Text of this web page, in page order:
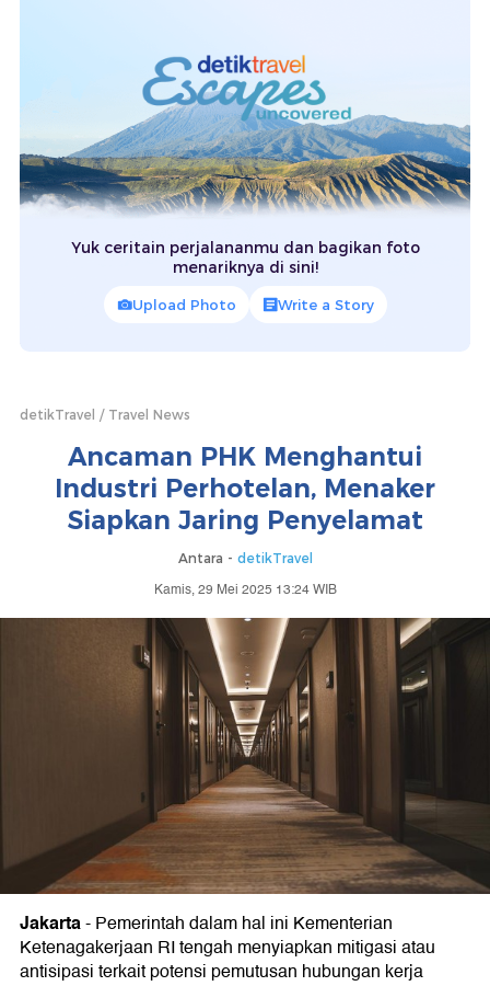
Yuk ceritain perjalananmu dan bagikan foto
menariknya di sini!
Upload Photo Write a Story
detikTravel Travel News
Ancaman PHK Menghantui
Industri Perhotelan, Menaker
Siapkan Jaring Penyelamat
Antara - detikTravel
Kamis, 29 Mei 2025 13:24 WIB
Jakarta-Pemerintah dalam hal ini Kementerian
Ketenagakerjaan RI tengah menyiapkan mitigasi atau
antisipasi terkait potensi pemutusan hubungan kerja